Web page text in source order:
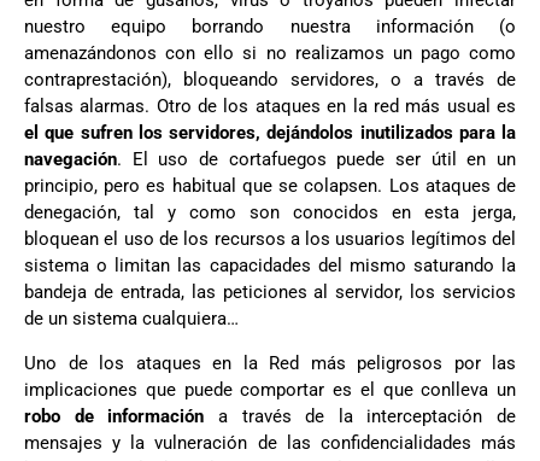
nuestro equipo borrando nuestra información (o
amenazándonos con ello si no realizamos un pago como
contraprestación), bloqueando servidores, o a través de
falsas alarmas. Otro de los ataques en la red más usual es
el que sufren los servidores, dejándolos inutilizados para la
navegación. El uso de cortafuegos puede ser útil en un
principio, pero es habitual que se colapsen. Los ataques de
denegación, tal y como son conocidos en esta jerga,
bloquean el uso de los recursos a los usuarios legítimos del
sistema o limitan las capacidades del mismo saturando la
bandeja de entrada, las peticiones al servidor, los servicios
de un sistema cualquiera…
Uno de los ataques en la Red más peligrosos por las
implicaciones que puede comportar es el que conlleva un
robo de información a través de la interceptación de
mensajes y la vulneración de las confidencialidades más